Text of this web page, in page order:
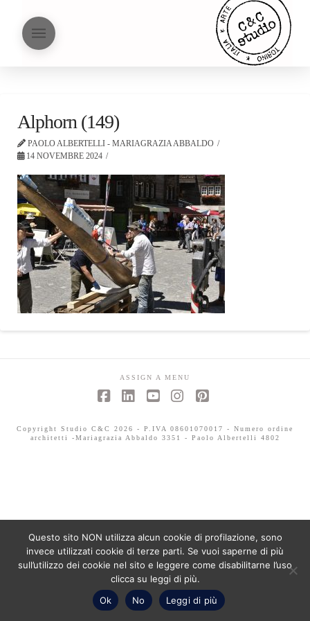
Alphorn (149)
PAOLO ALBERTELLI - MARIAGRAZIA ABBALDO
14 NOVEMBRE 2024
ASSIGN A MENU
Copyright Studio C&C 2026 - P.IVA 08601070017 - Numero ordine
architetti -Mariagrazia Abbaldo 3351 - Paolo Albertelli 4802
Questo sito NON utilizza alcun cookie di profilazione, sono
invece utilizzati cookie di terze parti. Se vuoi saperne di più
sull’utilizzo dei cookie nel sito e leggere come disabilitarne l’uso
clicca su leggi di più.
Ok
No Leggi di più